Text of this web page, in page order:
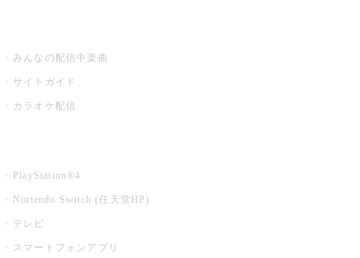
みんなの配信中楽曲
サイトガイド
カラオケ配信
PlayStation®4
Nintendo Switch (任天堂HP)
テレビ
スマートフォンアプリ